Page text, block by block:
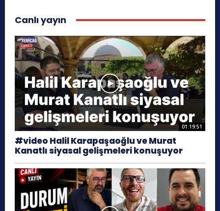
Canlı yayın
01:19:51
#video Halil Karapaşaoğlu ve Murat
Kanatlı siyasal gelişmeleri konuşuyor